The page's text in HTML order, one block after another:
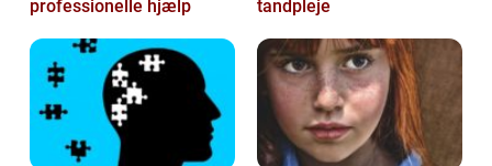
professionelle hjælp
tandpleje